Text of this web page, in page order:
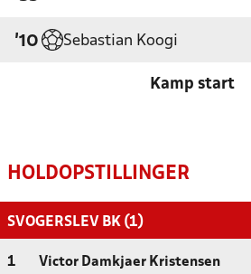
'10 Sebastian Koogi
Kamp start
HOLDOPSTILLINGER
SVOGERSLEV BK (1)
1 Victor Damkjaer Kristensen